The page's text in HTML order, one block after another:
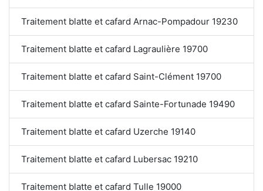
Traitement blatte et cafard Arnac-Pompadour 19230
Traitement blatte et cafard Lagraulière 19700
Traitement blatte et cafard Saint-Clément 19700
Traitement blatte et cafard Sainte-Fortunade 19490
Traitement blatte et cafard Uzerche 19140
Traitement blatte et cafard Lubersac 19210
Traitement blatte et cafard Tulle 19000